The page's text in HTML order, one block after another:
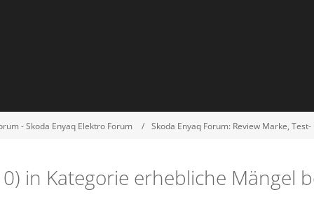
- Skoda Enyaq Elektro Forum Skoda Enyaq Forum: Review Marke,
in Kategorie erhebliche Mängel